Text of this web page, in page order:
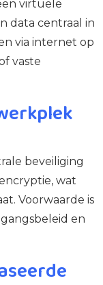
virtuele
data centraal in
via internet op
vaste
beveiliging
wat
Voorwaarde is
en